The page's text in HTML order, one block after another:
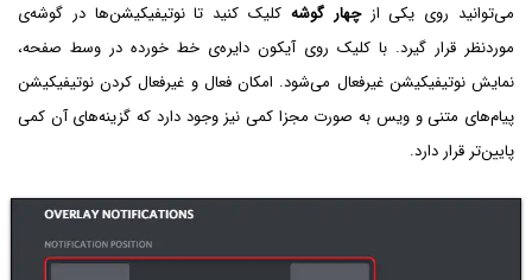
می‌توانید روی یکی ازچهار گوشه کلیک کنید تا نوتیفیکیشن‌ها در گوشه‌ی
موردنظر قرار گیرد. با کلیک روی آیکون دایره‌ی خط خورده در وسط صفحه،
نمایش نوتیفیکیشن غیرفعال می‌شود. امکان فعال و غیرفعال کردن نوتیفیکیشن
پیام‌های متنی و ویس به صورت مجزا کمی نیز وجود دارد که گزینه‌های آن کمی
پایین‌تر قرار دارد.